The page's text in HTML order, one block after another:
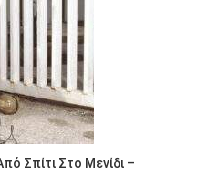
Σπίτι Στο Μενίδι –